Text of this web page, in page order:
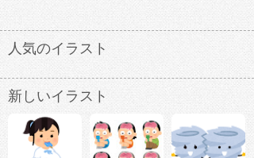
人気のイラスト
新しいイラスト